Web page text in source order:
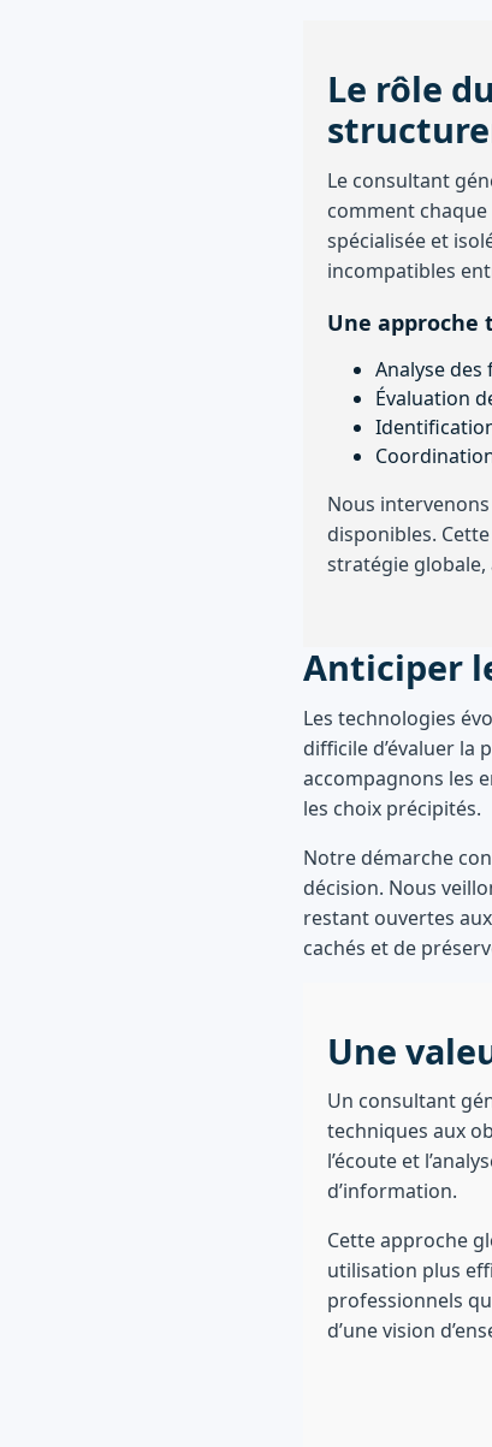
Le rôle
Le consultant
comment
spécialisée et
incompatibles
Une approche
Analyse des
Évaluation
Nous
disponibles.
stratégie
Anticiper
Les technologies
difficile d’évaluer la
accompagnons les
les choix précipités.
Notre démarche
décision. Nous
restant ouvertes
cachés et de
Une
Un consultant
techniques aux
l’écoute et
d’information.
Cette approche
utilisation plus
professionnels
d’une vision